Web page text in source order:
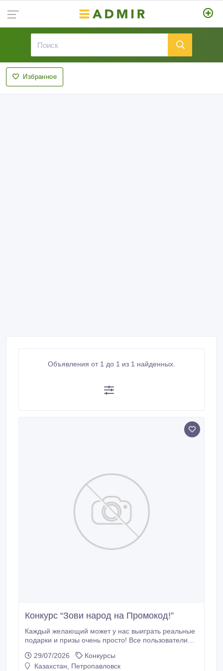
Избранное
Объявления от 1 до 1 из 1 найденных.
Конкурс “Зови народ на Промокод!”
Каждый желающий может у нас выиграть реальные
подарки и призы очень просто! Все пользователи
на сайте Promoсod.kz ! Мы разыграем самые
замечательные призы, которые обязательно
29/07/2026
Конкурсы
Казахстан, Петропавловск